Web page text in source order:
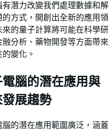
有潛力改變我們處理數據和解
的方式，開創出全新的應用領
來的量子計算將可能在科學研
融分析、藥物開發等方面帶來
變化。
電腦的潛在應用與
展趨勢
腦的潛在應用範圍廣泛，涵蓋